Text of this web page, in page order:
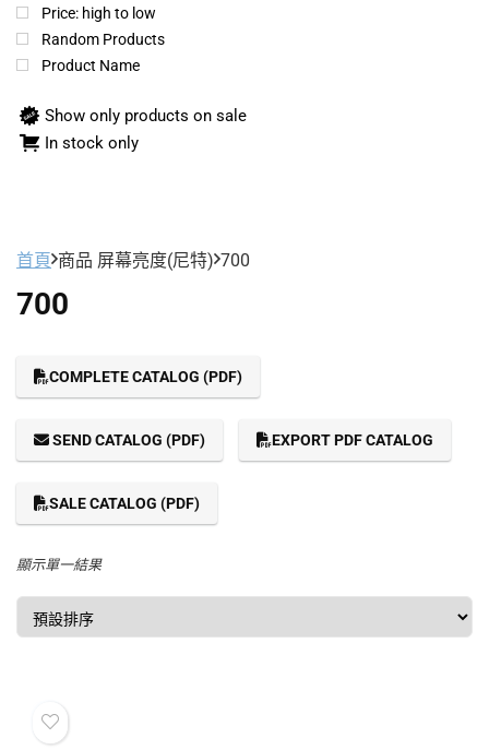
Price: high to low
Random Products
Product Name
Show only products on sale
In stock only
首頁 商品 屏幕亮度(尼特) 700
700
COMPLETE CATALOG (PDF)
SEND CATALOG (PDF) EXPORT PDF CATALOG
SALE CATALOG (PDF)
顯示單一結果